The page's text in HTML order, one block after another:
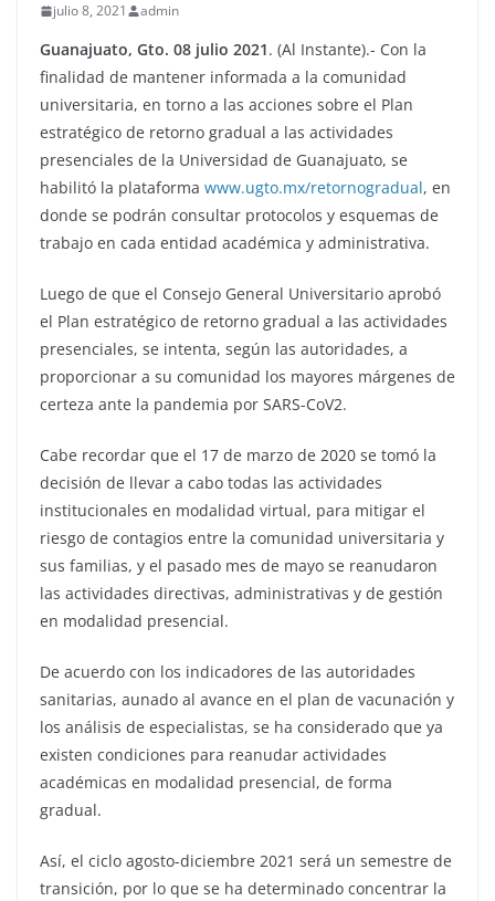
julio 8, 2021 admin
Guanajuato, Gto. 08 julio 2021. (Al Instante).- Con la
finalidad de mantener informada a la comunidad
universitaria, en torno a las acciones sobre el Plan
estratégico de retorno gradual a las actividades
presenciales de la Universidad de Guanajuato, se
habilitó la plataforma www.ugto.mx/retornogradual, en
donde se podrán consultar protocolos y esquemas de
trabajo en cada entidad académica y administrativa.
Luego de que el Consejo General Universitario aprobó
el Plan estratégico de retorno gradual a las actividades
presenciales, se intenta, según las autoridades, a
proporcionar a su comunidad los mayores márgenes de
certeza ante la pandemia por SARS-CoV2.
Cabe recordar que el 17 de marzo de 2020 se tomó la
decisión de llevar a cabo todas las actividades
institucionales en modalidad virtual, para mitigar el
riesgo de contagios entre la comunidad universitaria y
sus familias, y el pasado mes de mayo se reanudaron
las actividades directivas, administrativas y de gestión
en modalidad presencial.
De acuerdo con los indicadores de las autoridades
sanitarias, aunado al avance en el plan de vacunación y
los análisis de especialistas, se ha considerado que ya
existen condiciones para reanudar actividades
académicas en modalidad presencial, de forma
gradual.
Así, el ciclo agosto-diciembre 2021 será un semestre de
transición, por lo que se ha determinado concentrar la